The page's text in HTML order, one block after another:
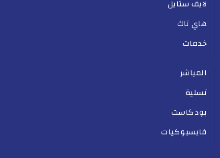
لايف ستايل
هاي تاك
خدمات
المباشر
تسلية
بودكاست
فايسبوكيات